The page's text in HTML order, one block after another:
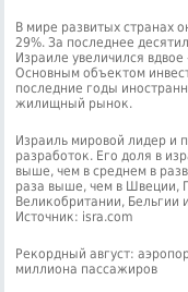
В мире развитых странах
29%. За последнее
Израиле увеличился
Основным объектом
последние годы
жилищный рынок.
Израиль мировой лидер и
разработок. Его доля в
выше, чем в среднем в
раза выше, чем в Швеции,
Великобритании, Бельгии
Источник: isra.com
Рекордный август:
миллиона пассажиров